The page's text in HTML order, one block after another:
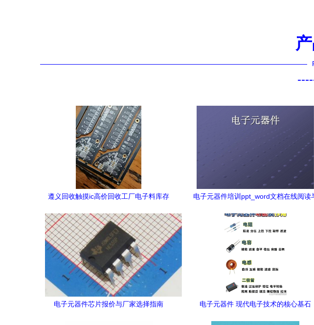
遵义回收触摸ic高价回收工厂电子料库存
电子元器件培训ppt_word文档在线阅读
电子元器件芯片报价与厂家选择指南 电子元器件 现代电子技术的核心基石